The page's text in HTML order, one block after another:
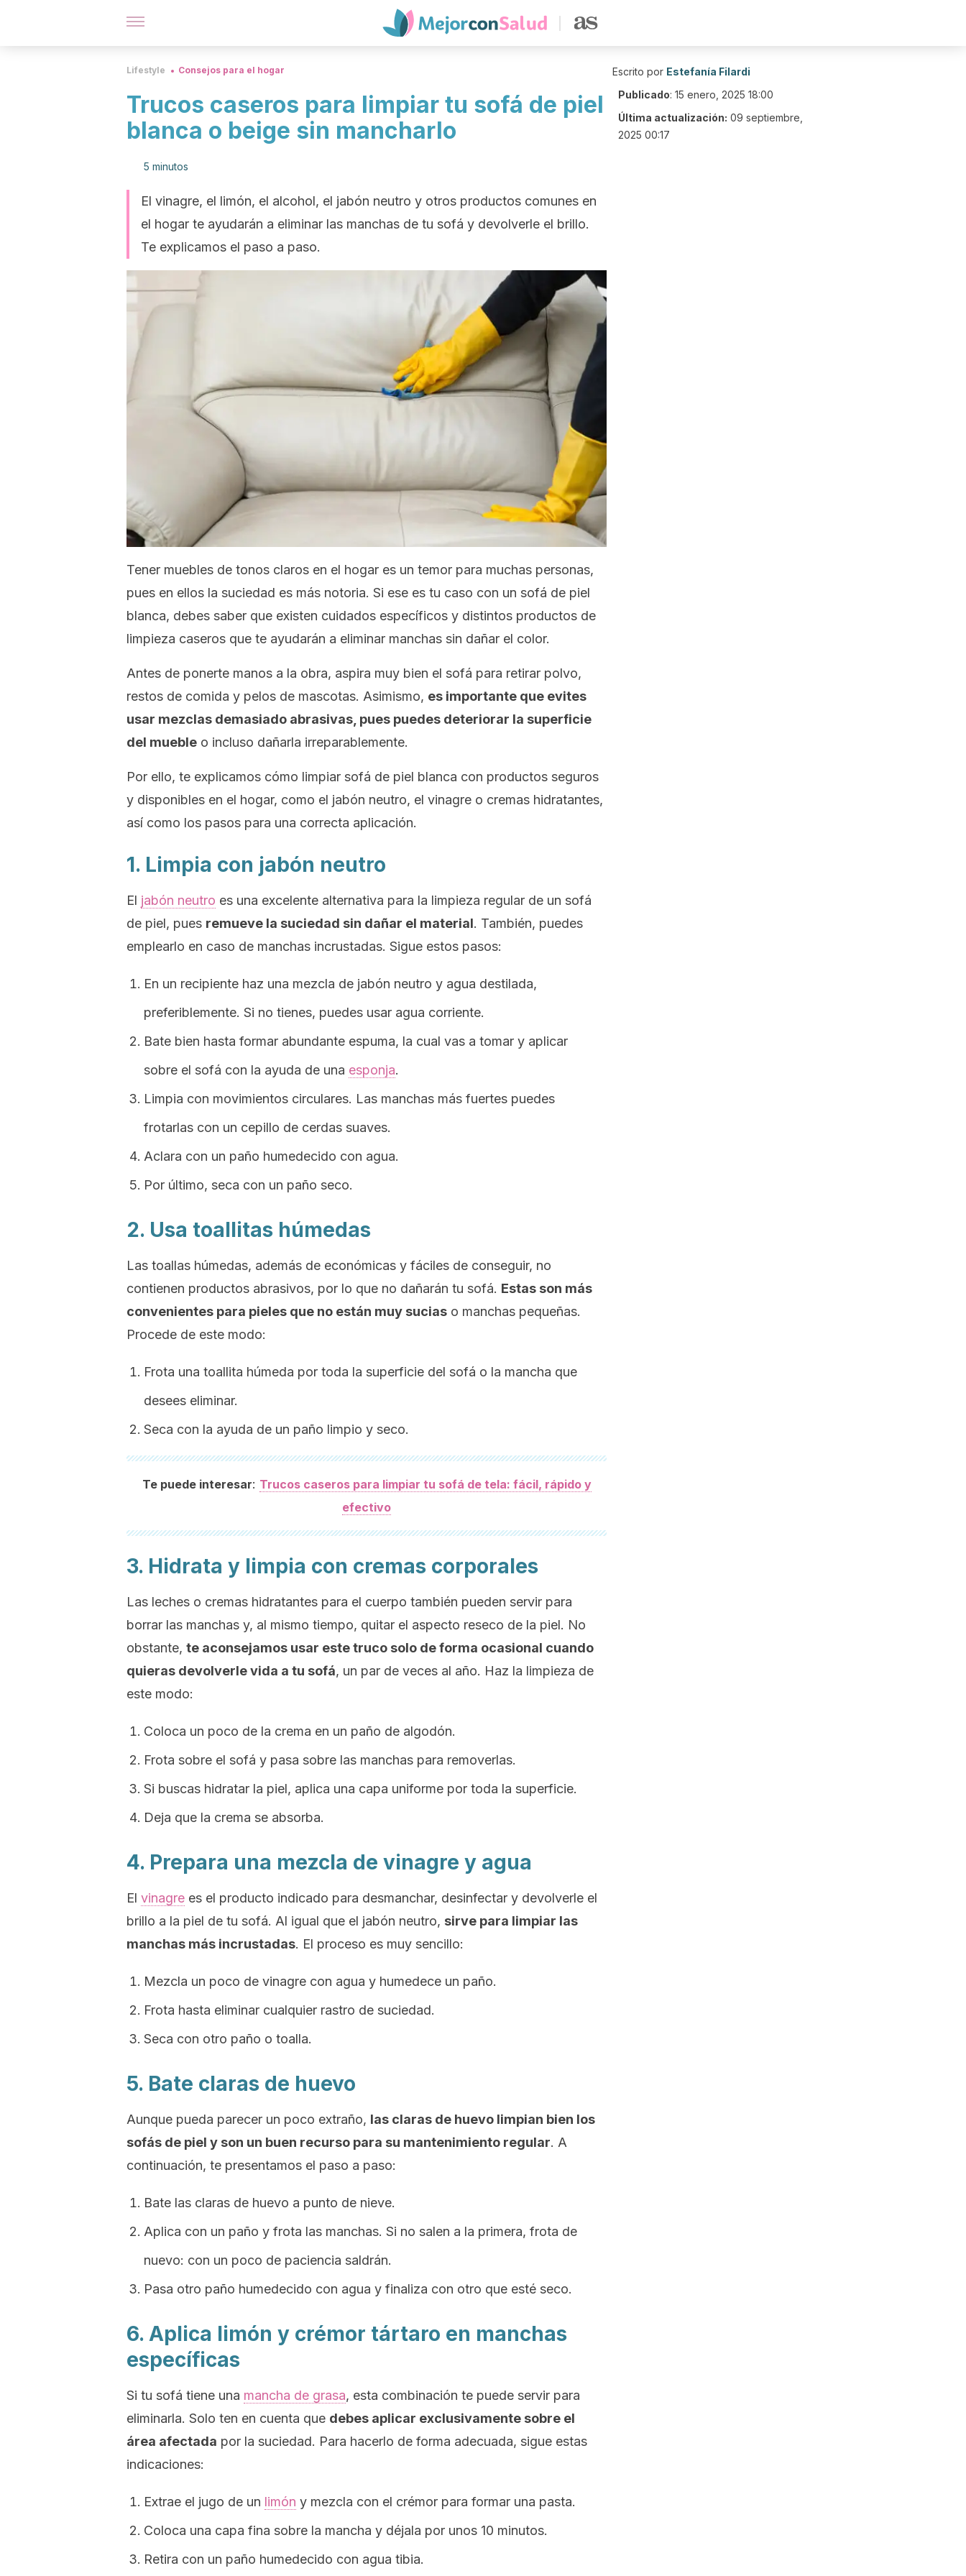
Lifestyle Consejos para el hogar
Trucos caseros para limpiar tu sofá de piel
blanca o beige sin mancharlo
5 minutos
El vinagre, el limón, el alcohol, el jabón neutro y otros productos comunes en
el hogar te ayudarán a eliminar las manchas de tu sofá y devolverle el brillo.
Te explicamos el paso a paso.
Tener muebles de tonos claros en el hogar es un temor para muchas personas,
pues en ellos la suciedad es más notoria. Si ese es tu caso con un sofá de piel
blanca, debes saber que existen cuidados específicos y distintos productos de
limpieza caseros que te ayudarán a eliminar manchas sin dañar el color.
Antes de ponerte manos a la obra, aspira muy bien el sofá para retirar polvo,
restos de comida y pelos de mascotas. Asimismo, es importante que evites
usar mezclas demasiado abrasivas, pues puedes deteriorar la superficie
del mueble o incluso dañarla irreparablemente.
Por ello, te explicamos cómo limpiar sofá de piel blanca con productos seguros
y disponibles en el hogar, como el jabón neutro, el vinagre o cremas hidratantes,
así como los pasos para una correcta aplicación.
1. Limpia con jabón neutro
El jabón neutro es una excelente alternativa para la limpieza regular de un sofá
de piel, pues remueve la suciedad sin dañar el material. También, puedes
emplearlo en caso de manchas incrustadas. Sigue estos pasos:
En un recipiente haz una mezcla de jabón neutro y agua destilada,
preferiblemente. Si no tienes, puedes usar agua corriente.
Bate bien hasta formar abundante espuma, la cual vas a tomar y aplicar
sobre el sofá con la ayuda de una esponja.
Limpia con movimientos circulares. Las manchas más fuertes puedes
frotarlas con un cepillo de cerdas suaves.
Aclara con un paño humedecido con agua.
Por último, seca con un paño seco.
2. Usa toallitas húmedas
Las toallas húmedas, además de económicas y fáciles de conseguir, no
contienen productos abrasivos, por lo que no dañarán tu sofá. Estas son más
convenientes para pieles que no están muy sucias o manchas pequeñas.
Procede de este modo:
Frota una toallita húmeda por toda la superficie del sofá o la mancha que
desees eliminar.
Seca con la ayuda de un paño limpio y seco.
Te puede interesar: Trucos caseros para limpiar tu sofá de tela: fácil, rápido y
efectivo
3. Hidrata y limpia con cremas corporales
Las leches o cremas hidratantes para el cuerpo también pueden servir para
borrar las manchas y, al mismo tiempo, quitar el aspecto reseco de la piel. No
obstante, te aconsejamos usar este truco solo de forma ocasional cuando
quieras devolverle vida a tu sofá, un par de veces al año. Haz la limpieza de
este modo:
Coloca un poco de la crema en un paño de algodón.
Frota sobre el sofá y pasa sobre las manchas para removerlas.
Si buscas hidratar la piel, aplica una capa uniforme por toda la superficie.
Deja que la crema se absorba.
4. Prepara una mezcla de vinagre y agua
El vinagre es el producto indicado para desmanchar, desinfectar y devolverle el
brillo a la piel de tu sofá. Al igual que el jabón neutro, sirve para limpiar las
manchas más incrustadas. El proceso es muy sencillo:
Mezcla un poco de vinagre con agua y humedece un paño.
Frota hasta eliminar cualquier rastro de suciedad.
Seca con otro paño o toalla.
5. Bate claras de huevo
Aunque pueda parecer un poco extraño, las claras de huevo limpian bien los
sofás de piel y son un buen recurso para su mantenimiento regular. A
continuación, te presentamos el paso a paso:
Bate las claras de huevo a punto de nieve.
Aplica con un paño y frota las manchas. Si no salen a la primera, frota de
nuevo: con un poco de paciencia saldrán.
Pasa otro paño humedecido con agua y finaliza con otro que esté seco.
6. Aplica limón y crémor tártaro en manchas
específicas
Si tu sofá tiene una mancha de grasa, esta combinación te puede servir para
eliminarla. Solo ten en cuenta que debes aplicar exclusivamente sobre el
área afectada por la suciedad. Para hacerlo de forma adecuada, sigue estas
indicaciones:
Extrae el jugo de un limón y mezcla con el crémor para formar una pasta.
Coloca una capa fina sobre la mancha y déjala por unos 10 minutos.
Retira con un paño humedecido con agua tibia.
Escrito por Estefanía Filardi
Publicado: 15 enero, 2025 18:00
Última actualización: 09 septiembre,
2025 00:17